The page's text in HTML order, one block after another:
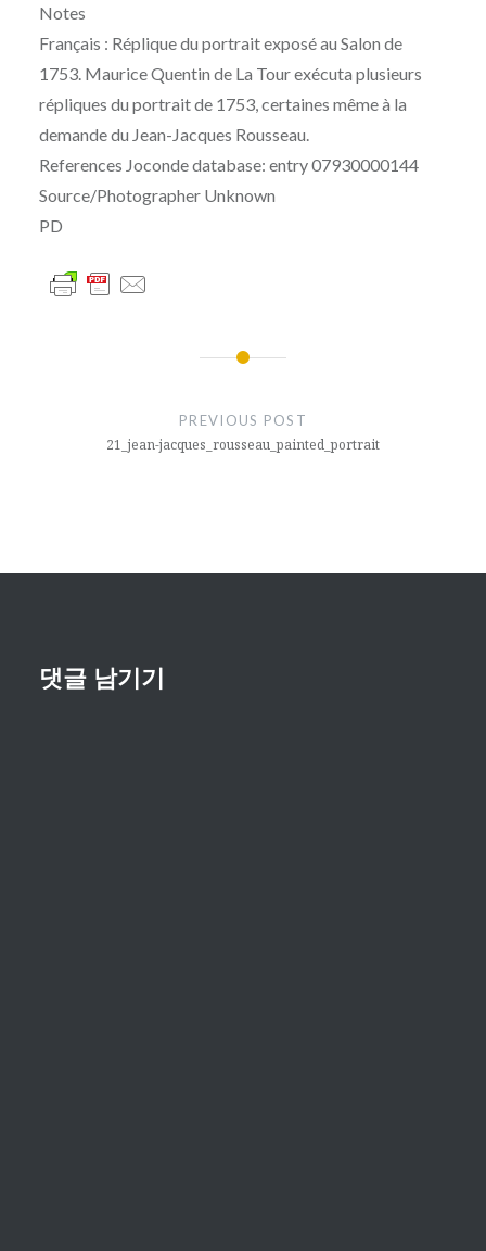
Notes
Français : Réplique du portrait exposé au Salon de
1753. Maurice Quentin de La Tour exécuta plusieurs
répliques du portrait de 1753, certaines même à la
demande du Jean-Jacques Rousseau.
References Joconde database: entry 07930000144
Source/Photographer Unknown
PD
션
PREVIOUS POST
21_jean-jacques_rousseau_painted_portrait
댓글 남기기